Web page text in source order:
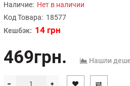
Наличие: Нет в наличии
Код Товара: 18577
Кешбэк: 14 грн
469грн. Нашли